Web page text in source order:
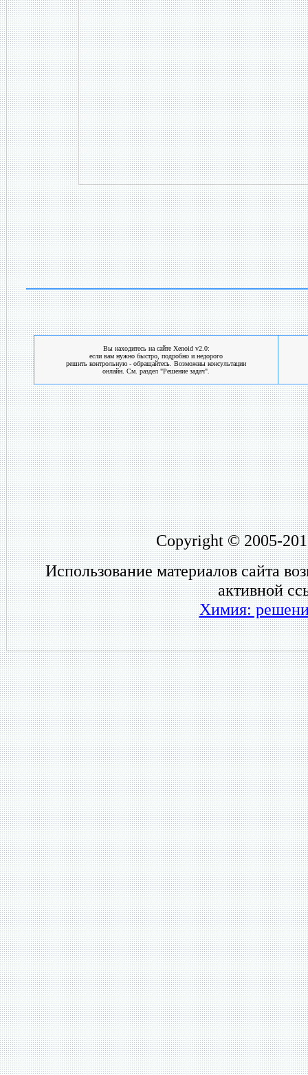
Вы находитесь на сайте Xenoid v2.0:
если вам нужно быстро, подробно и недорого
решить контрольную - обращайтесь. Возможны консультации
онлайн. См. раздел "Решение задач".
Copyright © 2005-
Использование материалов сайта
активной
Химия: